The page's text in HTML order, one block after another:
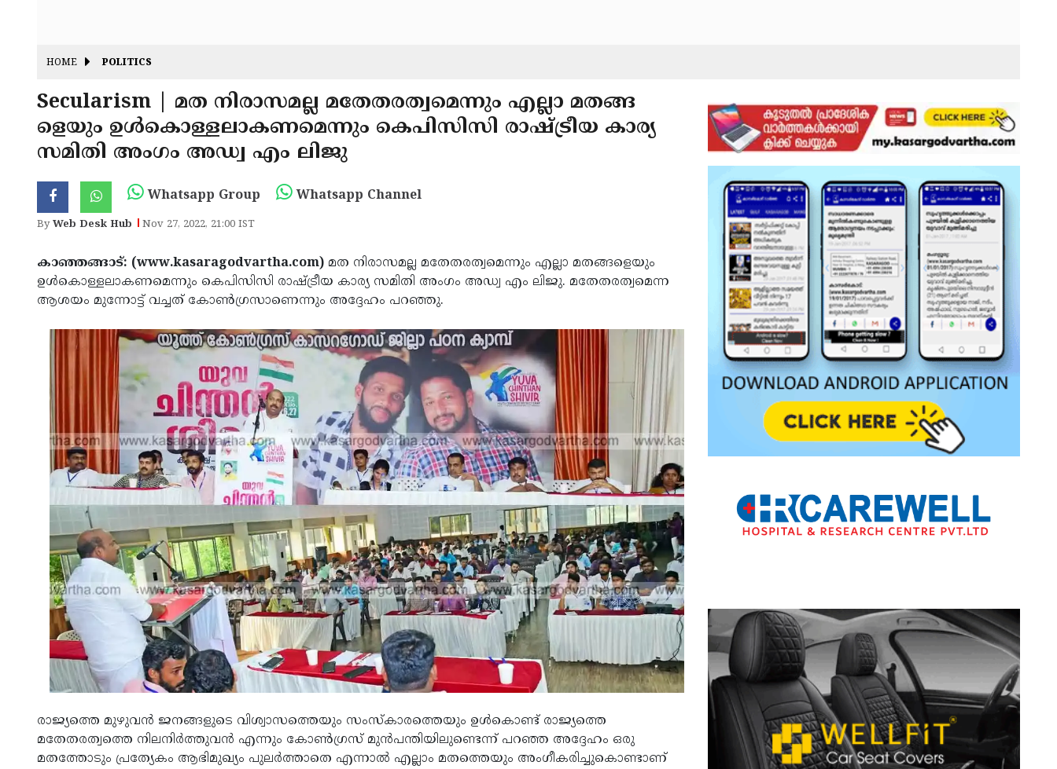
HOME POLITICS
Secularism | മത നിരാസമല്ല മതേതരത്വമെന്നും എല്ലാ മതങ്ങ
ളെയും ഉള്‍കൊള്ളലാകണമെന്നും കെപിസിസി രാഷ്ട്രീയ കാര്യ
സമിതി അംഗം അഡ്വ എം ലിജു
Whatsapp Group Whatsapp Channel
ByWeb Desk Hub Nov 27, 2022, 21:00 IST
കാഞ്ഞങ്ങാട്: (www.kasaragodvartha.com) മത നിരാസമല്ല മതേതരത്വമെന്നും എല്ലാ മതങ്ങളെയും
ഉള്‍കൊള്ളലാകണമെന്നും കെപിസിസി രാഷ്ട്രീയ കാര്യ സമിതി അംഗം അഡ്വ എം ലിജു. മതേതരത്വമെന്ന
ആശയം മുന്നോട്ട് വച്ചത് കോണ്‍ഗ്രസാണെന്നും അദ്ദേഹം പറഞ്ഞു.
രാജ്യത്തെ മുഴുവന്‍ ജനങ്ങളുടെ വിശ്വാസത്തെയും സംസ്‌കാരത്തെയും ഉള്‍കൊണ്ട് രാജ്യത്തെ
മതേതരത്വത്തെ നിലനിര്‍ത്തുവന്‍ എന്നും കോണ്‍ഗ്രസ് മുന്‍പന്തിയിലുണ്ടെന്ന് പറഞ്ഞ അദ്ദേഹം ഒരു
മതത്തോടും പ്രത്യേകം ആഭിമുഖ്യം പുലര്‍ത്താതെ എന്നാല്‍ എല്ലാം മതത്തെയും അംഗീകരിച്ചുകൊണ്ടാണ്